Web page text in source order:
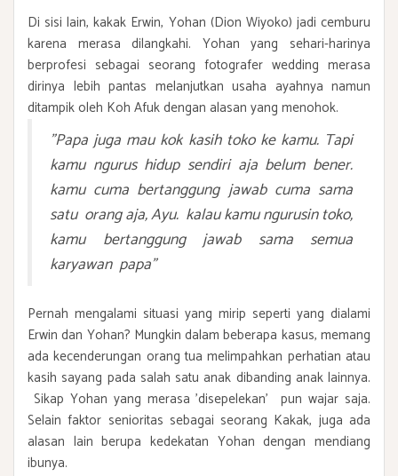
Di sisi lain, kakak Erwin, Yohan (Dion Wiyoko) jadi cemburu
karena merasa dilangkahi. Yohan yang sehari-harinya
berprofesi sebagai seorang fotografer wedding merasa
dirinya lebih pantas melanjutkan usaha ayahnya namun
ditampik oleh Koh Afuk dengan alasan yang menohok.
"Papa juga mau kok kasih toko ke kamu. Tapi
kamu ngurus hidup sendiri aja belum bener.
kamu cuma bertanggung jawab cuma sama
satu orang aja, Ayu. kalau kamu ngurusin toko,
kamu bertanggung jawab sama semua
karyawan papa"
Pernah mengalami situasi yang mirip seperti yang dialami
Erwin dan Yohan? Mungkin dalam beberapa kasus, memang
ada kecenderungan orang tua melimpahkan perhatian atau
kasih sayang pada salah satu anak dibanding anak lainnya.
Sikap Yohan yang merasa 'disepelekan' pun wajar saja.
Selain faktor senioritas sebagai seorang Kakak, juga ada
alasan lain berupa kedekatan Yohan dengan mendiang
ibunya.